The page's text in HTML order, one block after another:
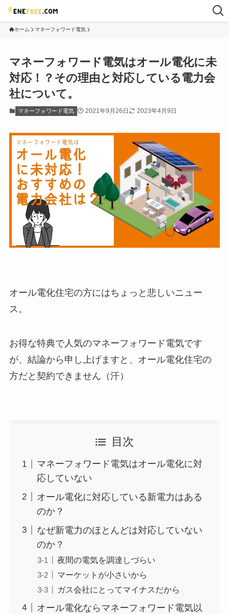
ホーム マネーフォワード電気
マネーフォワード電気はオール電化に未
対応！？その理由と対応している電力会
社について。
マネーフォワード電気 2021年9月26日 2023年4月9日
オール電化住宅の方にはちょっと悲しいニュー
ス。
お得な特典で人気のマネーフォワード電気です
が、結論から申し上げますと、オール電化住宅の
方だと契約できません（汗）
目次
マネーフォワード電気はオール電化に対
応していない
オール電化に対応している新電力はある
のか？
なぜ新電力のほとんどは対応していない
のか？
夜間の電気を調達しづらい
マーケットが小さいから
ガス会社にとってマイナスだから
オール電化ならマネーフォワード電気以